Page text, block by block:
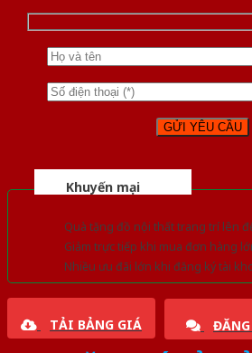
Khuyến mại
Quà tặng đồ nội thất trang trí lên
Giảm trực tiếp khi mua đơn hàng
Nhiều ưu đãi lớn khi đăng ký tài
TẢI BẢNG GIÁ